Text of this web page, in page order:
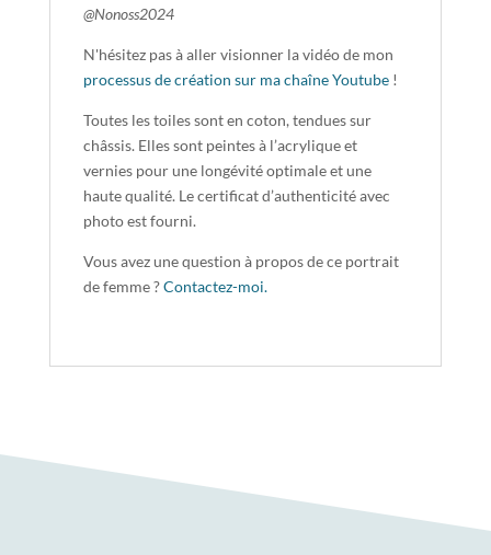
@Nonoss2024
N'hésitez pas à aller visionner la vidéo de mon
processus de création sur ma chaîne Youtube!
Toutes les toiles sont en coton, tendues sur
châssis. Elles sont peintes à l’acrylique et
vernies pour une longévité optimale et une
haute qualité. Le certificat d’authenticité avec
photo est fourni.
Vous avez une question à propos de ce portrait
de femme ?Contactez-moi.